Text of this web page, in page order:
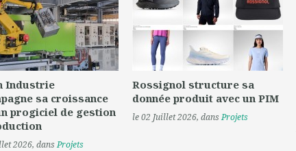
Industrie
sa croissance
progiciel de gestion
2026, dansProjets
Rossignol structure sa
donnée produit avec un PIM
le 02 Juillet 2026, dansProjets